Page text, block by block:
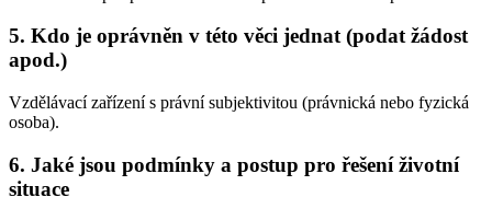
5. Kdo je oprávněn v této věci jednat (podat žádost
apod.)
Vzdělávací zařízení s právní subjektivitou (právnická nebo fyzická
osoba).
6. Jaké jsou podmínky a postup pro řešení životní
situace